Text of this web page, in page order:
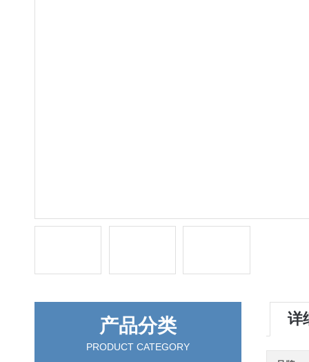
产品分类
PRODUCT CATEGORY
详